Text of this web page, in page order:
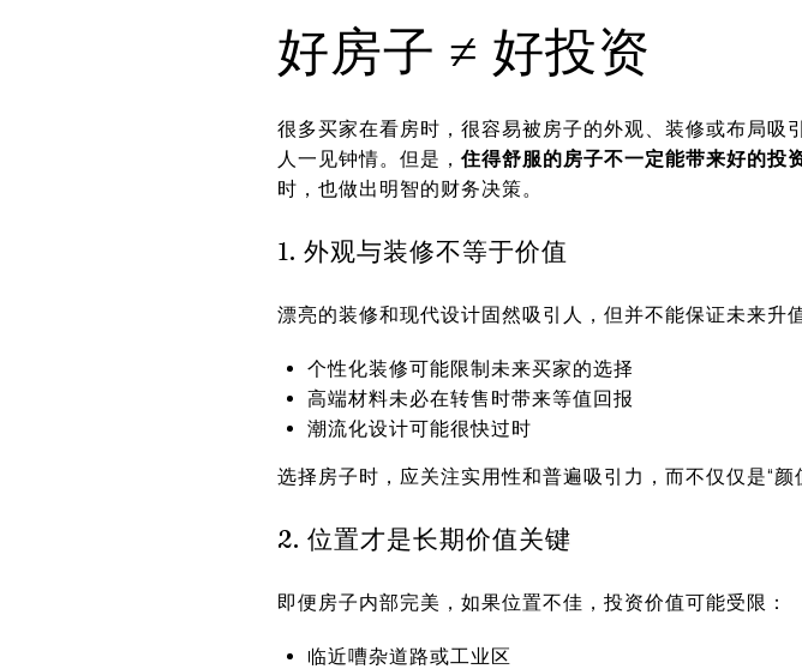
好房子 ≠ 好投资
很多买家在看房时，很容易被房子的外观、装修或布局吸
人一见钟情。但是， 住得舒服的房子不一定能带来好的投
时，也做出明智的财务决策。
1. 外观与装修不等于价值
漂亮的装修和现代设计固然吸引人，但并不能保证未来升
个性化装修可能限制未来买家的选择
高端材料未必在转售时带来等值回报
潮流化设计可能很快过时
选择房子时，应关注实用性和普遍吸引力，而不仅仅是“颜
2. 位置才是长期价值关键
即便房子内部完美，如果位置不佳，投资价值可能受限：
临近嘈杂道路或工业区